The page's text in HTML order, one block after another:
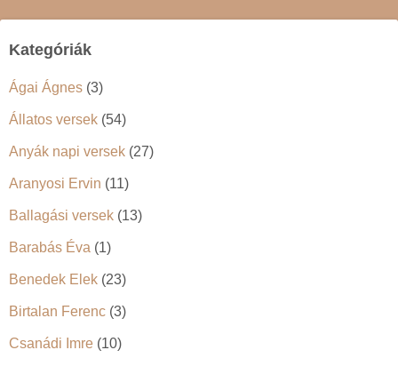
Kategóriák
Ágai Ágnes (3)
Állatos versek (54)
Anyák napi versek (27)
Aranyosi Ervin (11)
Ballagási versek (13)
Barabás Éva (1)
Benedek Elek (23)
Birtalan Ferenc (3)
Csanádi Imre (10)